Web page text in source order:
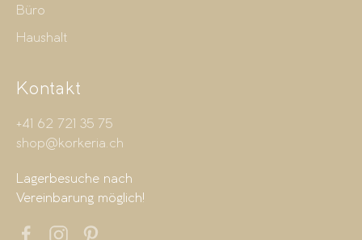
Büro
Haushalt
Kontakt
+41 62 721 35 75
shop@korkeria.ch
Lagerbesuche nach
Vereinbarung möglich!